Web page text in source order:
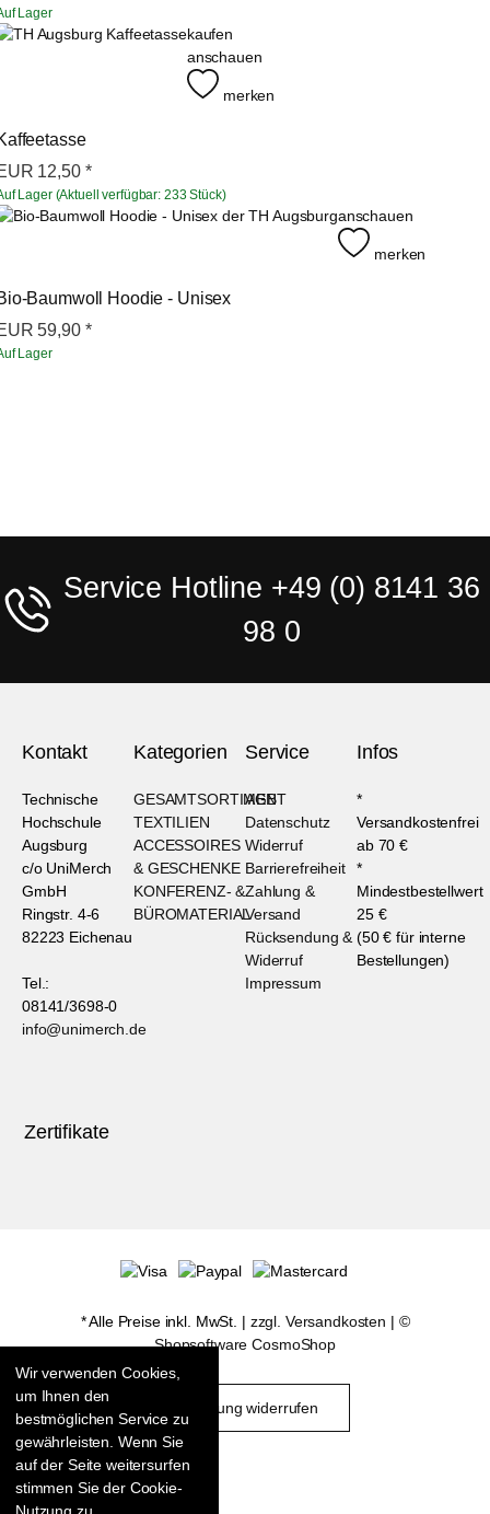
Wir verwenden Cookies,
um Ihnen den
bestmöglichen Service zu
gewährleisten. Wenn Sie
auf der Seite weitersurfen
stimmen Sie der Cookie-
Nutzung zu.
Lager
kaufen
anschauen
merken
12,50 *
Lager (Aktuell verfügbar: 233 Stück)
anschauen
merken
Baumwoll Hoodie - Unisex
59,90 *
Lager
Service Hotline +49 (0) 8141 36
98 0
Kontakt
Technische
Hochschule
Augsburg
c/o UniMerch
GmbH
Ringstr. 4-6
82223 Eichenau
Tel.:
08141/3698-0
info@unimerch.de
Kategorien
GESAMTSORTIMENT
TEXTILIEN
ACCESSOIRES
& GESCHENKE
KONFERENZ- &
BÜROMATERIAL
Service
AGB
Datenschutz
Widerruf
Barrierefreiheit
Zahlung &
Versand
Rücksendung &
Widerruf
Impressum
Infos
*
Versandkostenfrei
ab 70 €
*
Mindestbestellwert
25 €
(50 € für interne
Bestellungen)
Zertifikate
* Alle Preise inkl. MwSt. | zzgl. Versandkosten | ©
Shopsoftware CosmoShop
Bestellung widerrufen